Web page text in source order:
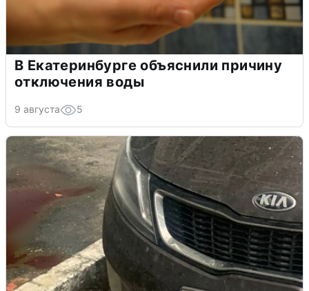
В Екатеринбурге объяснили причину
отключения воды
9 августа 5